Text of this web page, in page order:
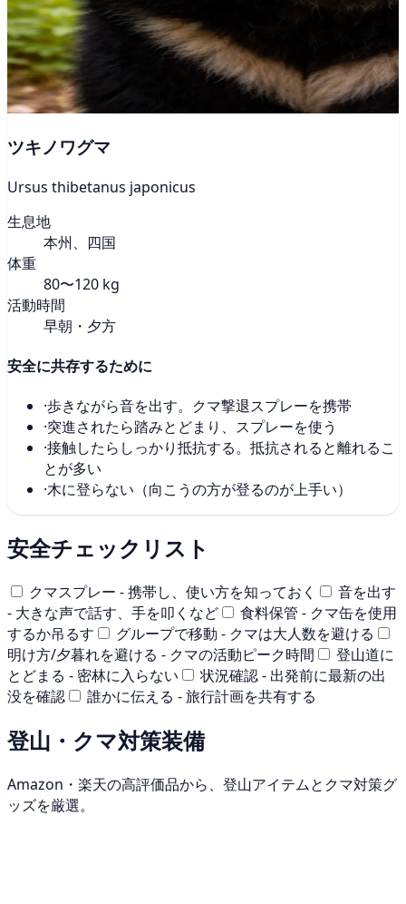
ツキノワグマ
Ursus thibetanus japonicus
生息地
本州、四国
体重
80〜120 kg
活動時間
早朝・夕方
安全に共存するために
·歩きながら音を出す。クマ撃退スプレーを携帯
·突進されたら踏みとどまり、スプレーを使う
·接触したらしっかり抵抗する。抵抗されると離れるこ
とが多い
·木に登らない（向こうの方が登るのが上手い）
安全チェックリスト
クマスプレー - 携帯し、使い方を知っておく
音を出す
- 大きな声で話す、手を叩くなど
食料保管 - クマ缶を使用
するか吊るす
グループで移動 - クマは大人数を避ける
明け方/夕暮れを避ける - クマの活動ピーク時間
登山道に
とどまる - 密林に入らない
状況確認 - 出発前に最新の出
没を確認
誰かに伝える - 旅行計画を共有する
登山・クマ対策装備
Amazon・楽天の高評価品から、登山アイテムとクマ対策グ
ッズを厳選。